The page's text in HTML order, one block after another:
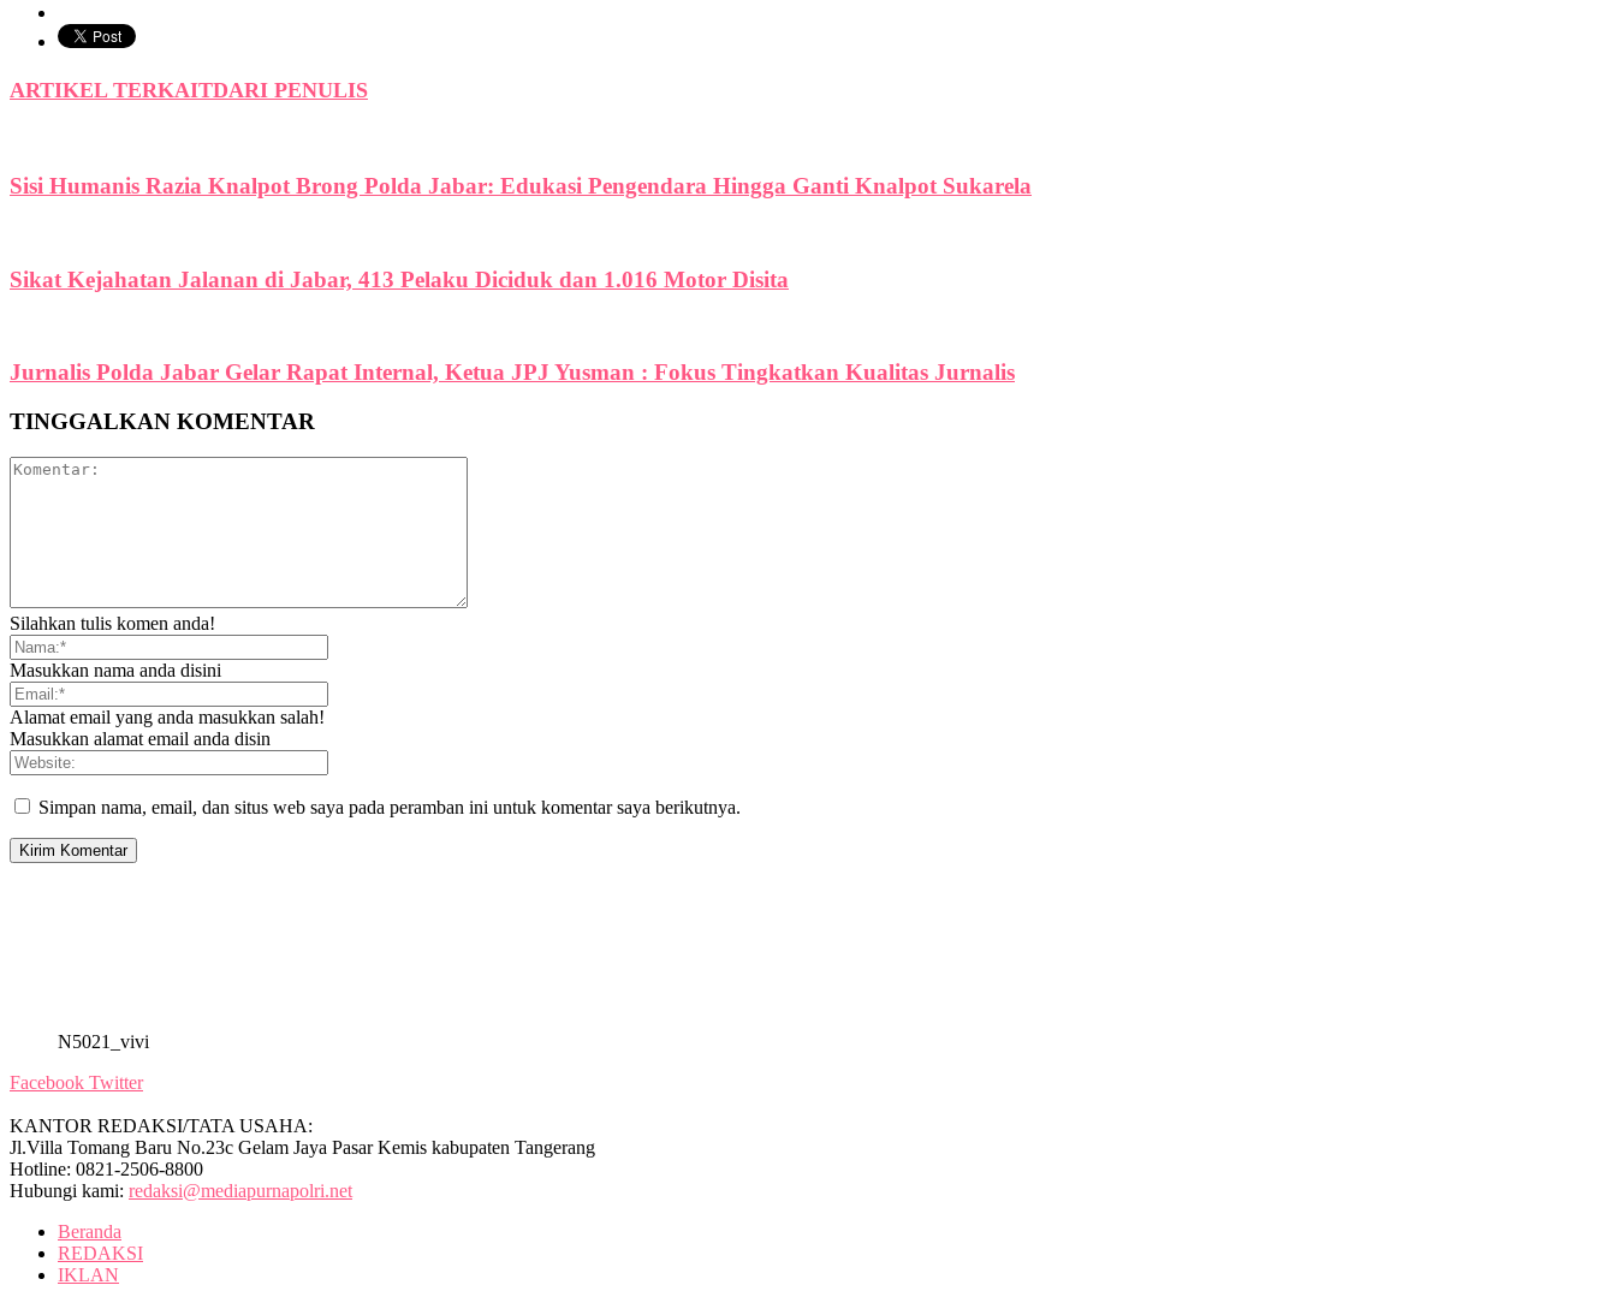
ARTIKEL TERKAITDARI PENULIS
Sisi Humanis Razia Knalpot Brong Polda Jabar: Edukasi Pengendara Hingga Ganti Knalpot Sukarela
Sikat Kejahatan Jalanan di Jabar, 413 Pelaku Diciduk dan 1.016 Motor Disita
Jurnalis Polda Jabar Gelar Rapat Internal, Ketua JPJ Yusman : Fokus Tingkatkan Kualitas Jurnalis
TINGGALKAN KOMENTAR
Silahkan tulis komen anda!
Masukkan nama anda disini
Alamat email yang anda masukkan salah!
Masukkan alamat email anda disin
Simpan nama, email, dan situs web saya pada peramban ini untuk komentar saya berikutnya.
N5021_vivi
Facebook Twitter
KANTOR REDAKSI/TATA USAHA:
Jl.Villa Tomang Baru No.23c Gelam Jaya Pasar Kemis kabupaten Tangerang
Hotline: 0821-2506-8800
Hubungi kami: redaksi@mediapurnapolri.net
Beranda
REDAKSI
IKLAN